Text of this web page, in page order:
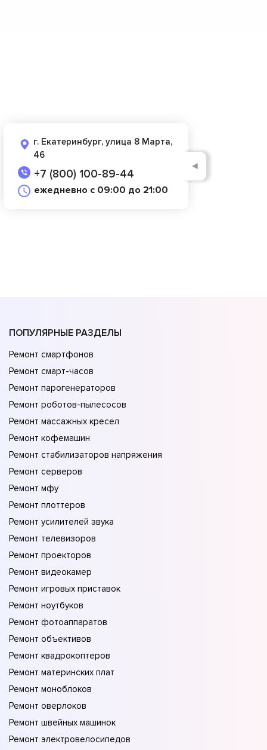
г. Екатеринбург, улица 8 Марта,
46
+7 (800) 100-89-44
ежедневно с 09:00 до 21:00
◄
ПОПУЛЯРНЫЕ РАЗДЕЛЫ
Ремонт смартфонов
Ремонт смарт-часов
Ремонт парогенераторов
Ремонт роботов-пылесосов
Ремонт массажных кресел
Ремонт кофемашин
Ремонт стабилизаторов напряжения
Ремонт серверов
Ремонт мфу
Ремонт плоттеров
Ремонт усилителей звука
Ремонт телевизоров
Ремонт проекторов
Ремонт видеокамер
Ремонт игровых приставок
Ремонт ноутбуков
Ремонт фотоаппаратов
Ремонт объективов
Ремонт квадрокоптеров
Ремонт материнских плат
Ремонт моноблоков
Ремонт оверлоков
Ремонт швейных машинок
Ремонт электровелосипедов